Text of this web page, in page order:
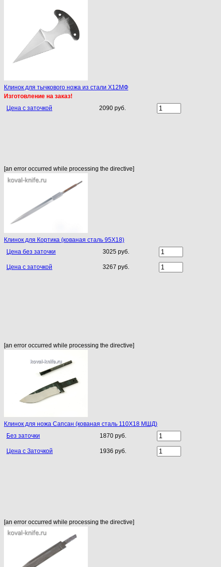
Клинок для тычкового ножа из стали Х12МФ
Изготовление на заказ!
Цена с заточкой
2090 руб.
[an error occurred while processing the directive]
Клинок для Кортика (кованая сталь 95Х18)
Цена без заточки
3025 руб.
Цена с заточкой 3267 руб.
[an error occurred while processing the directive]
Клинок для ножа Сапсан (кованая сталь 110Х18 МШД)
Без заточки
1870 руб.
Цена с Заточкой 1936 руб.
[an error occurred while processing the directive]